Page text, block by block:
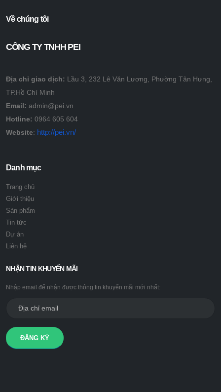
Về chúng tôi
CÔNG TY TNHH PEI
Địa chỉ giao dịch: Lầu 3, 232 Lê Văn Lương, Phường Tân Hưng,
TP.Hồ Chí Minh
Email: admin@pei.vn
Hotline: 0964 605 604
Website: http://pei.vn/
Danh mục
Trang chủ
Giới thiệu
Sản phẩm
Tin tức
Dự án
Liên hệ
NHẬN TIN KHUYẾN MÃI
Nhập email để nhận được thông tin khuyến mãi mới nhất:
ĐĂNG KÝ